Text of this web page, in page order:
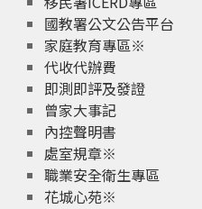
國教署公文公告平台
家庭教育專區※
代收代辦費
即測即評及發證
曾家大事記
內控聲明書
處室規章※
職業安全衛生專區
花城心苑※